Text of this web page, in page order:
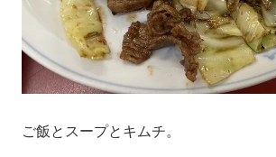
ご飯とスープとキムチ。